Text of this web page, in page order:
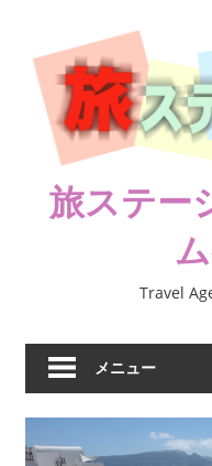
旅ステー
Travel
メニュー